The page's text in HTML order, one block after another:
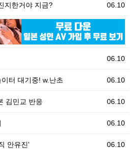
06.10
지한거야 지금?
06.10
06.10
터 대기중! w.난초
06.10
김민교 반응
06.10
06.10
안유진'